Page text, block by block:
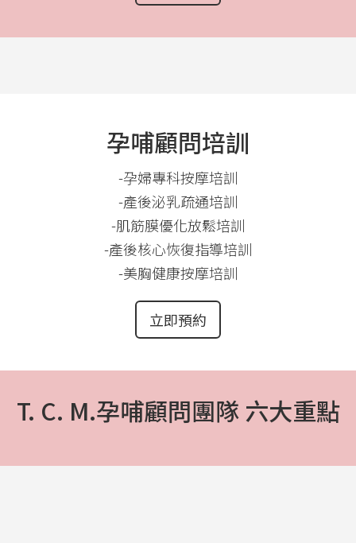
孕哺顧問培訓
-孕婦專科按摩培訓
-產後泌乳疏通培訓
-肌筋膜優化放鬆培訓
-產後核心恢復指導培訓
-美胸健康按摩培訓
立即預約
T. C. M.孕哺顧問團隊 六大重點